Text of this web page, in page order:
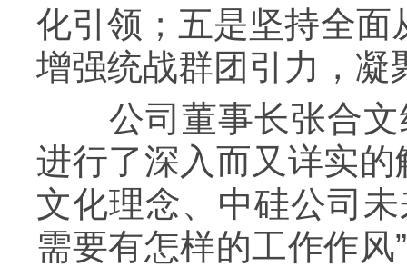
化引领；五是坚持全面
增强统战群团引力，凝
公司董事长张合文
进行了深入而又详实
文化理念、中硅公司
需要有怎样的工作作